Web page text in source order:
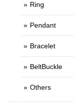
Ring
Pendant
Bracelet
BeltBuckle
Others